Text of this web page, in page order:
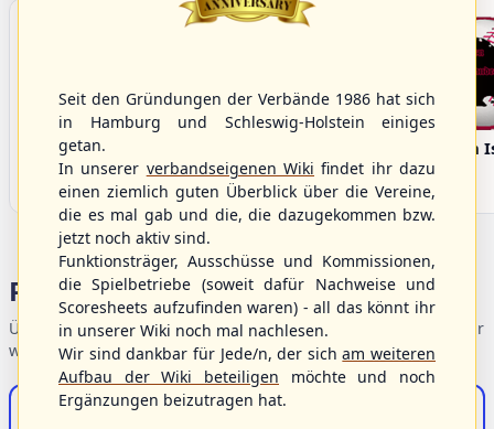
Bargenstedt
Beavers
Fehmarn
Portalbereiche
Übersicht der Verbandsbereiche – wählen Sie einen Einstieg für
weiterführende Informationen.
S/HBV-Shop
Seit den Gründungen der Verbände 1986 hat sich
in Hamburg und Schleswig-Holstein einiges
getan.
In unserer verbandseigenen Wiki findet ihr dazu
einen ziemlich guten Überblick über die Vereine,
die es mal gab und die, die dazugekommen bzw.
jetzt noch aktiv sind.
Funktionsträger, Ausschüsse und Kommissionen,
die Spielbetriebe (soweit dafür Nachweise und
Scoresheets aufzufinden waren) - all das könnt ihr
in unserer Wiki noch mal nachlesen.
Wir sind dankbar für Jede/n, der sicham weiteren
Aufbau der Wiki beteiligen möchte und noch
Ergänzungen beizutragen hat.